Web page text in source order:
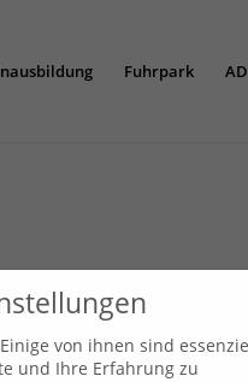
Fuhrpark
von ihnen sind
und Ihre Erfahrung zu